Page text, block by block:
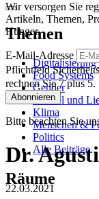
Themen
Food Systems
Gender
Handel und
Klima
Menschen &
Politics
Alle Beiträge
Räume
Wir versorgen Sie
Artikeln, Themen,
Hunger.
E-Mail-Adresse
Pflichtfeld
rechnen Sie 7 plus 5.
Abonnieren
Bitte beachten Sie
Dr.
22.03.2021